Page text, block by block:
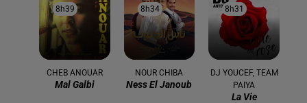
8h39
8h39
CHEB ANOUAR
Mal Galbi
8h34
8h34
NOUR CHIBA
Ness El Janoub
8h31
8h31
DJ YOUCEF, TEAM
PAIYA
La Vie